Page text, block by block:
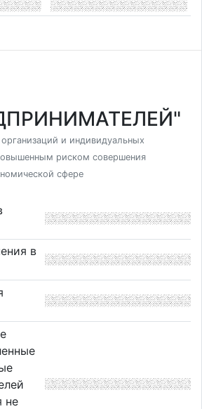
и индивидуальных
риском совершения
сфере
в
не